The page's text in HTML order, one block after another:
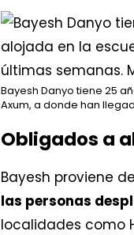
Bayesh Danyo tiene 25
Axum, a donde han
Obligados a
Bayesh proviene
las personas
localidades como